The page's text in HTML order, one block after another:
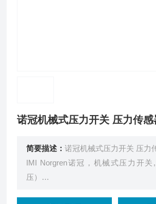
诺冠机械式压力开关 压力传感
简要描述：诺冠机械式压力开关 压力
IMI Norgren诺冠，机械式压力开关
压）